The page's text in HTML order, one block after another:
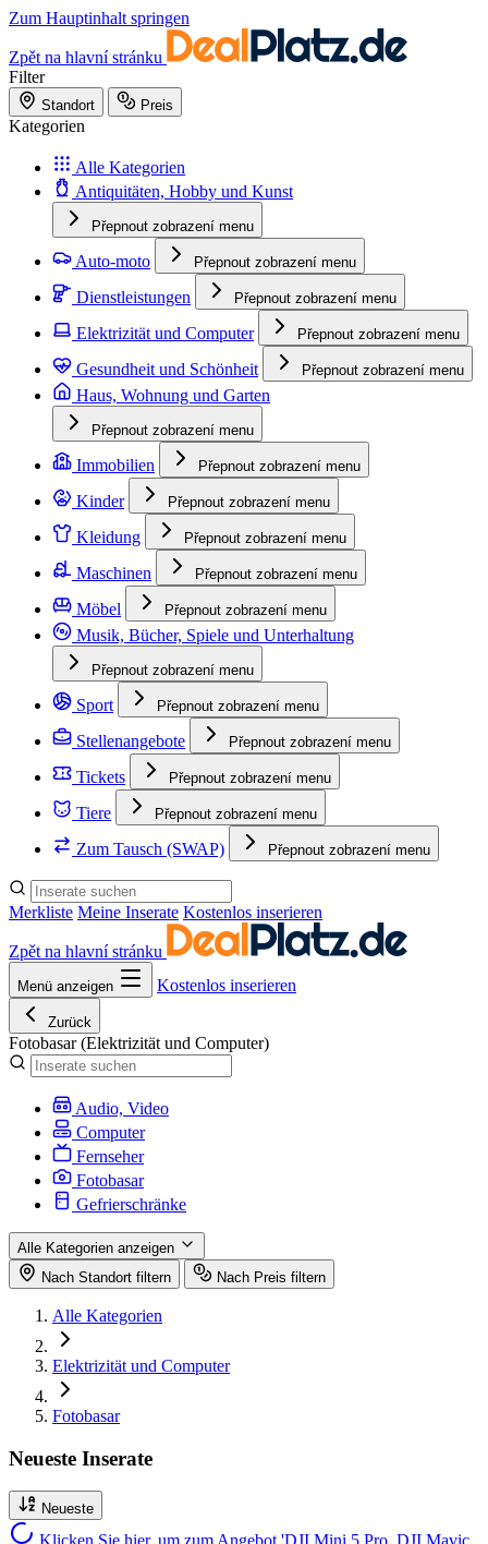
Zum Hauptinhalt springen
Zpět na hlavní stránku
Filter
Standort Preis
Kategorien
Alle Kategorien
Antiquitäten, Hobby und Kunst
Přepnout zobrazení menu
Auto-moto Přepnout zobrazení menu
Dienstleistungen Přepnout zobrazení menu
Elektrizität und Computer Přepnout zobrazení menu
Gesundheit und Schönheit Přepnout zobrazení menu
Haus, Wohnung und Garten
Přepnout zobrazení menu
Immobilien Přepnout zobrazení menu
Kinder Přepnout zobrazení menu
Kleidung Přepnout zobrazení menu
Maschinen Přepnout zobrazení menu
Möbel Přepnout zobrazení menu
Musik, Bücher, Spiele und Unterhaltung
Přepnout zobrazení menu
Sport Přepnout zobrazení menu
Stellenangebote Přepnout zobrazení menu
Tickets Přepnout zobrazení menu
Tiere Přepnout zobrazení menu
Zum Tausch (SWAP) Přepnout zobrazení menu
Merkliste Meine Inserate Kostenlos inserieren
Zpět na hlavní stránku
Menü anzeigen Kostenlos inserieren
Zurück
Fotobasar (Elektrizität und Computer)
Audio, Video
Computer
Fernseher
Fotobasar
Gefrierschränke
Alle Kategorien anzeigen
Nach Standort filtern
Nach Preis filtern
Alle Kategorien
Elektrizität und Computer
Fotobasar
Neueste Inserate
Neueste